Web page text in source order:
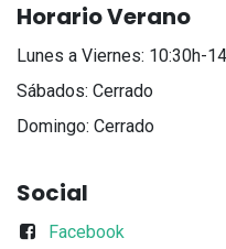
Horario Verano
Lunes a Viernes: 10:30h-
Sábados: Cerrado
Domingo: Cerrado
Social
Facebook